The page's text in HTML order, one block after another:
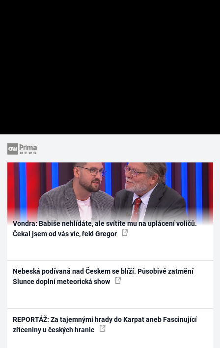
Vondra: Babiše nehlídáte, ale svítíte mu na uplácení voličů.
Čekal jsem od vás víc, řekl Gregor
Nebeská podívaná nad Českem se blíží. Působivé zatmění
Slunce doplní meteorická show
REPORTÁŽ: Za tajemnými hrady do Karpat aneb Fascinující
zříceniny u českých hranic